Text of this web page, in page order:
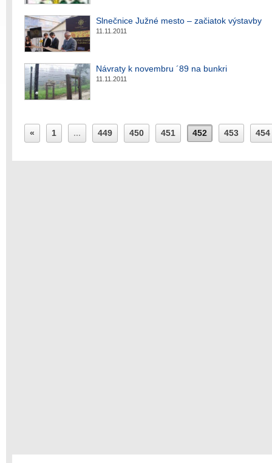
Slnečnice Južné mesto – začiatok výstavby
11.11.2011
Návraty k novembru ´89 na bunkri
11.11.2011
« 1 ... 449 450 451 452 453 454